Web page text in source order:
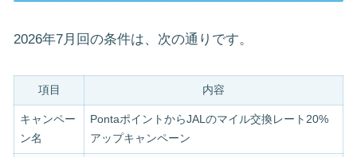
2026年7月回の条件は、次の通りです。
項目 内容
キャンペー
ン名
PontaポイントからJALのマイル交換レート20%
アップキャンペーン